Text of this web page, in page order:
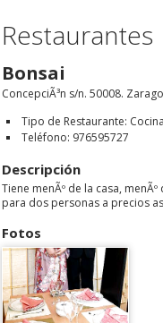
Restaurantes
Bonsai
ConcepciÃ³n s/n. 50008.
Tipo de Restaurante:
Teléfono: 976595727
Descripción
Tiene menÃº de la casa,
para dos personas a precios
Fotos